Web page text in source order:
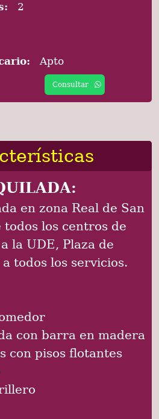
2
Apto
Consultar
en zona Real de San
todos los centros de
la UDE, Plaza de
todos los servicios.
con barra en madera
con pisos flotantes